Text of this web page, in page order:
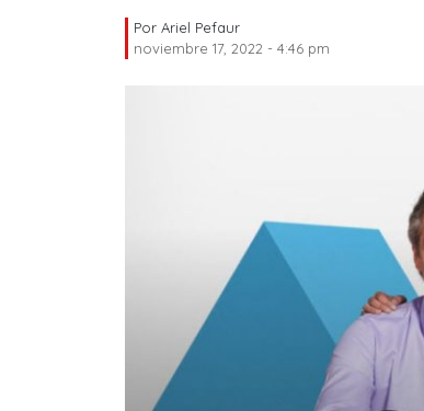
Por Ariel Pefaur
noviembre 17, 2022 - 4:46 pm